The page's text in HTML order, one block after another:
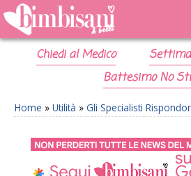
Chiedi al Medico
Battesimo No
Home » Utilità » Gli Specialisti